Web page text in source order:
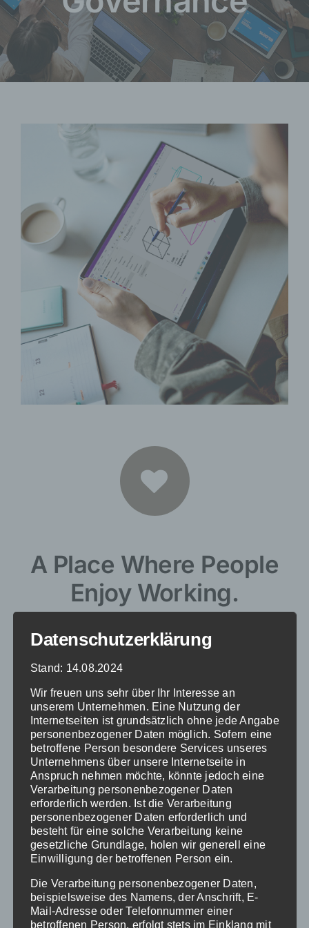
A Place Where People
Enjoy Working.
Quisque blandit dolor risus, sed
dapibus dui facilisis sed. Donec eu
porta elit. Aliquam porta sollicitudin
ante.
Integrity
Quisque blandit dolor risus, sed
dapibus dui facilisis sed. Donec eu
Datenschutzerklärung
Stand: 14.08.2024
Wir freuen uns sehr über Ihr Interesse an
unserem Unternehmen. Eine Nutzung der
Internetseiten ist grundsätzlich ohne jede Angabe
personenbezogener Daten möglich. Sofern eine
betroffene Person besondere Services unseres
Unternehmens über unsere Internetseite in
Anspruch nehmen möchte, könnte jedoch eine
Verarbeitung personenbezogener Daten
erforderlich werden. Ist die Verarbeitung
personenbezogener Daten erforderlich und
besteht für eine solche Verarbeitung keine
gesetzliche Grundlage, holen wir generell eine
Einwilligung der betroffenen Person ein.
Die Verarbeitung personenbezogener Daten,
beispielsweise des Namens, der Anschrift, E-
Mail-Adresse oder Telefonnummer einer
betroffenen Person, erfolgt stets im Einklang mit